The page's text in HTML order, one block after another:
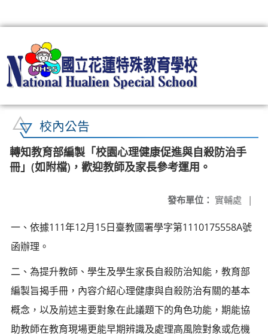
校內公告
轉知教育部編製「校園心理健康促進與自殺防治手
冊」(如附檔)，歡迎教師及家長參考運用。
發布單位： 實輔處 |
一、依據111年12月15日臺教國署學字第1110175558A號
函辦理。
二、為提升教師、學生及學生家長自殺防治知能，教育部
編製旨揭手冊，內容介紹心理健康與自殺防治有關的基本
概念，以及前述主要對象在此議題下的角色功能，期能協
助教師在教育現場更能早期辨識及處理高風險對象或危機